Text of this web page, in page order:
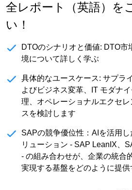
全レポート（英語）を
い！
DTOのシナリオと価値: DTO市
境について詳しく学ぶ
具体的なユースケース: サプラ
よびビジネス変革、IT モダナ
理、オペレーショナルエクセ
スを検討します
SAPの競争優位性： AIを活用し
リューション - SAP LeanIX、
- の組み合わせが、企業の統合
実現する基盤をどのように提